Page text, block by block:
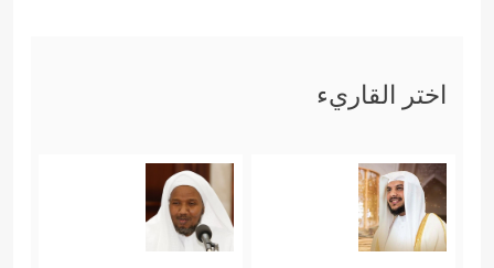
اختر القاريء